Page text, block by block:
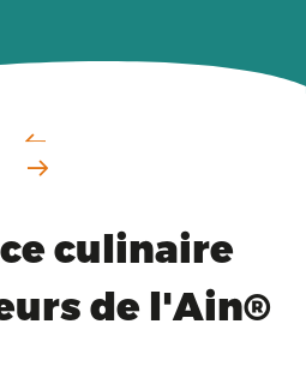
culinaire
de l'Ain®